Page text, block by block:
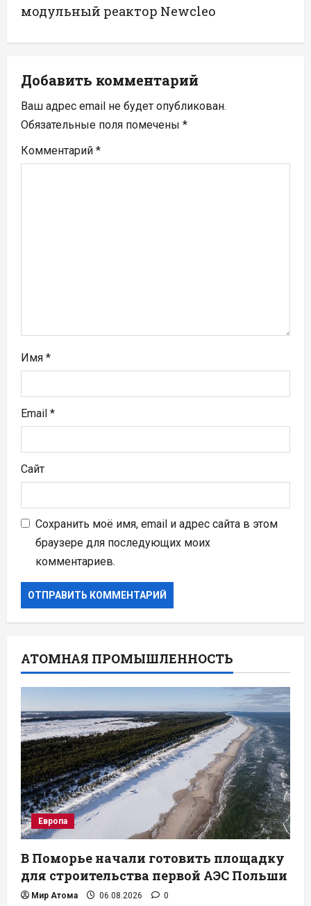
а
ц
и
я
п
о
я
м
модульный реактор Newcleo
Добавить комментарий
Ваш адрес email не будет опубликован.
Обязательные поля помечены *
Комментарий *
Имя *
Email *
Сайт
Сохранить моё имя, email и адрес сайта в этом
браузере для последующих моих
комментариев.
АТОМНАЯ ПРОМЫШЛЕННОСТЬ
Европа
В Поморье начали готовить площадку
для строительства первой АЭС Польши
Мир Атома 06.08.2026 0